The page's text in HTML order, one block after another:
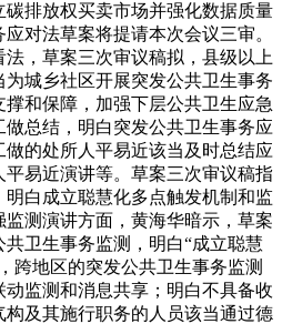
排放权买卖市场并强化数据质量
对法草案将提请本次会议三审。
，草案三次审议稿拟，县级以上
为城乡社区开展突发公共卫生事务
和保障，加强下层公共卫生应急
总结，明白突发公共卫生事务应
的处所人平易近该当及时总结应
易近演讲等。草案三次审议稿指
白成立聪慧化多点触发机制和监
测演讲方面，黄海华暗示，草案
卫生事务监测，明白“成立聪慧
跨地区的突发公共卫生事务监测
监测和消息共享；明白不具备收
及其施行职务的人员该当通过德